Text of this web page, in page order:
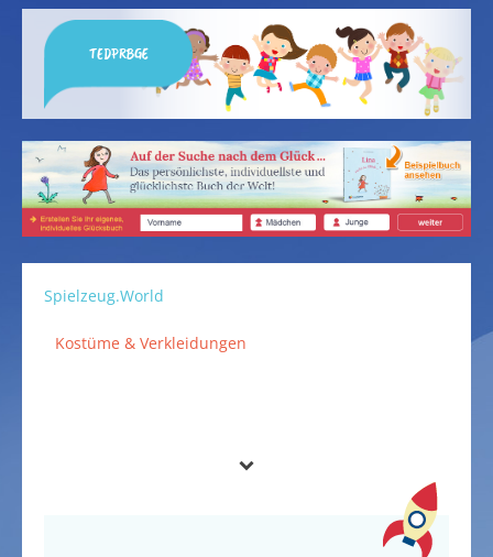
TEDPRBGE
Spielzeug.World
Kostüme & Verkleidungen